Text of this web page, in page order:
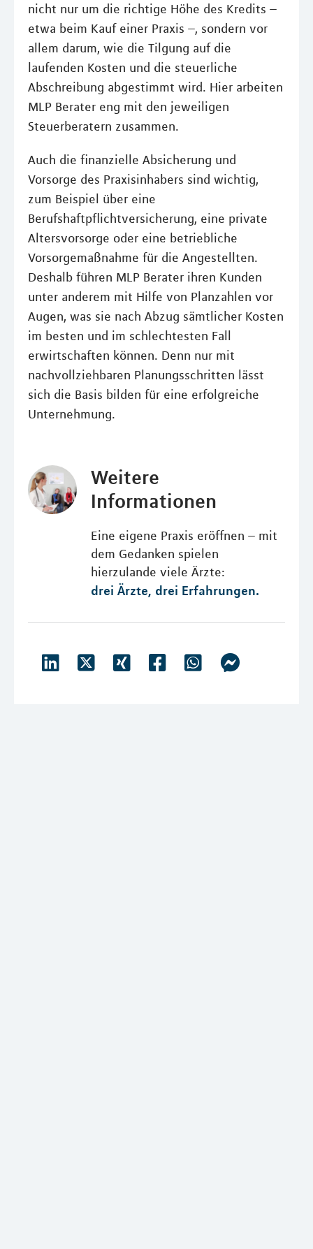
nicht nur um die richtige Höhe des Kredits –
etwa beim Kauf einer Praxis –, sondern vor
allem darum, wie die Tilgung auf die
laufenden Kosten und die steuerliche
Abschreibung abgestimmt wird. Hier arbeiten
MLP Berater eng mit den jeweiligen
Steuerberatern zusammen.
Auch die finanzielle Absicherung und
Vorsorge des Praxisinhabers sind wichtig,
zum Beispiel über eine
Berufshaftpflichtversicherung, eine private
Altersvorsorge oder eine betriebliche
Vorsorgemaßnahme für die Angestellten.
Deshalb führen MLP Berater ihren Kunden
unter anderem mit Hilfe von Planzahlen vor
Augen, was sie nach Abzug sämtlicher Kosten
im besten und im schlechtesten Fall
erwirtschaften können. Denn nur mit
nachvollziehbaren Planungsschritten lässt
sich die Basis bilden für eine erfolgreiche
Unternehmung.
Weitere
Informationen
Eine eigene Praxis eröffnen – mit
dem Gedanken spielen
hierzulande viele Ärzte:
drei Ärzte, drei Erfahrungen.